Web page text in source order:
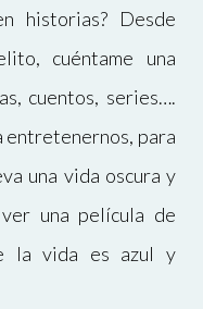
historias? Desde
cuéntame una
cuentos, series….
entretenernos, para
una vida oscura y
una película de
la vida es azul y